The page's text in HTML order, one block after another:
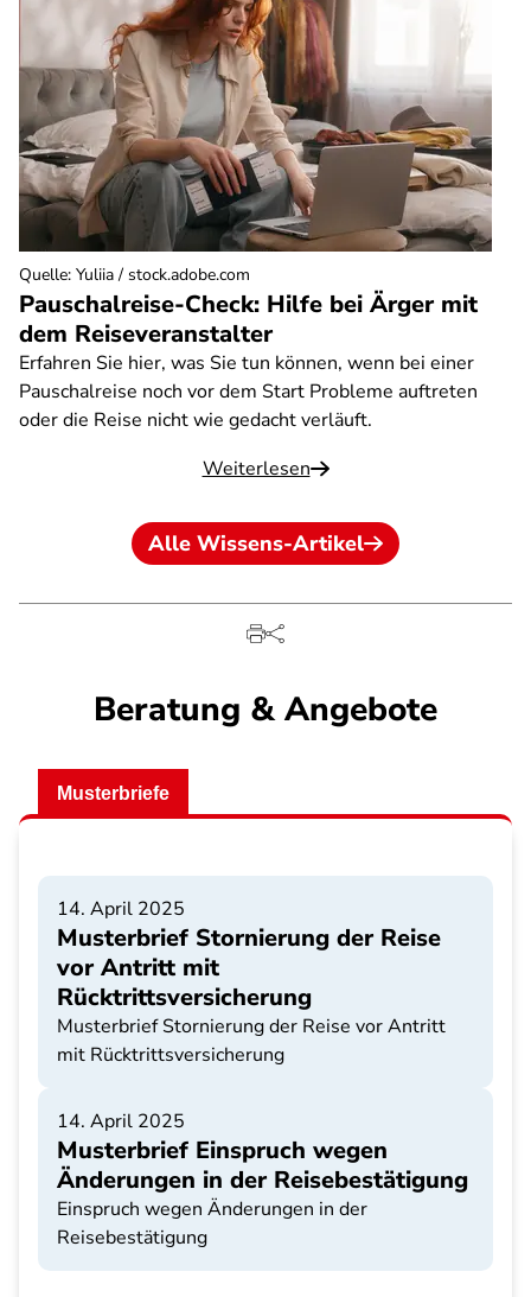
Pauschalreise-Check: Hilfe bei Ärger mit
dem Reiseveranstalter
Erfahren Sie hier, was Sie tun können, wenn bei einer
Pauschalreise noch vor dem Start Probleme auftreten
oder die Reise nicht wie gedacht verläuft.
Weiterlesen
Quelle: Yuliia / stock.adobe.com
Alle Wissens-Artikel
Beratung & Angebote
Musterbriefe
14. April 2025
Musterbrief Stornierung der Reise
vor Antritt mit
Rücktrittsversicherung
Musterbrief Stornierung der Reise vor Antritt
mit Rücktrittsversicherung
14. April 2025
Musterbrief Einspruch wegen
Änderungen in der Reisebestätigung
Einspruch wegen Änderungen in der
Reisebestätigung